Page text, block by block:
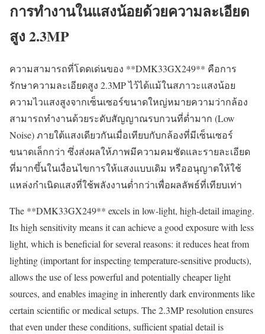
การทำงานในแสงน้อยด้วยความละเอียด
สูง 2.3MP
ความสามารถที่โดดเด่นของ **DMK33GX249** คือการ
รักษาความละเอียดสูง 2.3MP ไว้ได้แม้ในสภาวะแสงน้อย
ความไวแสงสูงจากเซ็นเซอร์ขนาดใหญ่หมายความว่ากล้อง
สามารถทำงานด้วยระดับสัญญาณรบกวนที่ต่ำมาก (Low
Noise) ภายใต้แสงเดียวกันเมื่อเทียบกับกล้องที่มีเซ็นเซอร์
ขนาดเล็กกว่า ซึ่งส่งผลให้ภาพมีความคมชัดและรายละเอียด
ที่มากขึ้นในเงื่อนไขการให้แสงแบบเดิม หรืออนุญาตให้ใช้
แหล่งกำเนิดแสงที่ใช้พลังงานต่ำกว่าเพื่อผลลัพธ์ที่เทียบเท่า
The **DMK33GX249** excels in low-light, high-detail imaging.
Its high sensitivity means it can achieve a good exposure with less
light, which is beneficial for several reasons: it reduces heat from
lighting (important for inspecting temperature-sensitive products),
allows the use of less powerful and potentially cheaper light
sources, and enables imaging in inherently dark environments like
certain scientific or medical setups. The 2.3MP resolution ensures
that even under these conditions, sufficient spatial detail is